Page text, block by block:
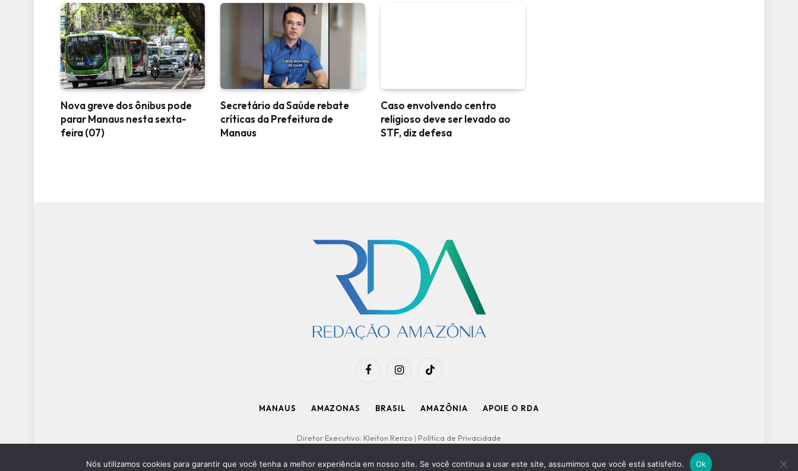
Nova greve dos ônibus pode
parar Manaus nesta sexta-
feira (07)
Secretário da Saúde rebate
críticas da Prefeitura de
Manaus
Caso envolvendo centro
religioso deve ser levado ao
STF, diz defesa
FacebookInstagramTikTok
MANAUS AMAZONAS BRASIL AMAZÔNIA APOIE O RDA
Diretor Executivo: Kleiton Renzo | Política de Privacidade
Nós utilizamos cookies para garantir que você tenha a melhor experiência em nosso site. Se você continua a usar este site, assumimos que você está satisfeito. Ok